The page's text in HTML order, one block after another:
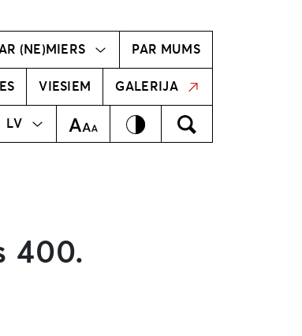
(NE)MIERS
komanda PAR MUMS
VIESIEM GALERIJA
LV
EN Teksta izmērsKontrastsMeklēt
MEKLĒT
400.